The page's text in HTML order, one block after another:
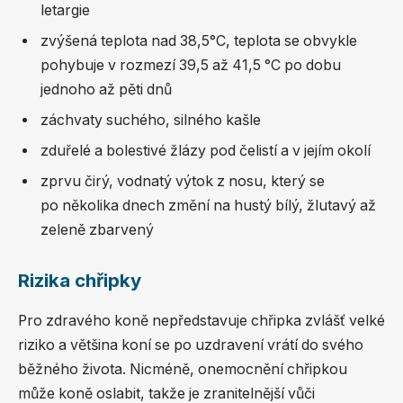
letargie
zvýšená teplota nad 38,5°C, teplota se obvykle
pohybuje v rozmezí 39,5 až 41,5 °C po dobu
jednoho až pěti dnů
záchvaty suchého, silného kašle
zduřelé a bolestivé žlázy pod čelistí a v jejím okolí
zprvu čirý, vodnatý výtok z nosu, který se
po několika dnech změní na hustý bílý, žlutavý až
zeleně zbarvený
Rizika chřipky
Pro zdravého koně nepředstavuje chřipka zvlášť velké
riziko a většina koní se po uzdravení vrátí do svého
běžného života. Nicméně, onemocnění chřipkou
může koně oslabit, takže je zranitelnější vůči